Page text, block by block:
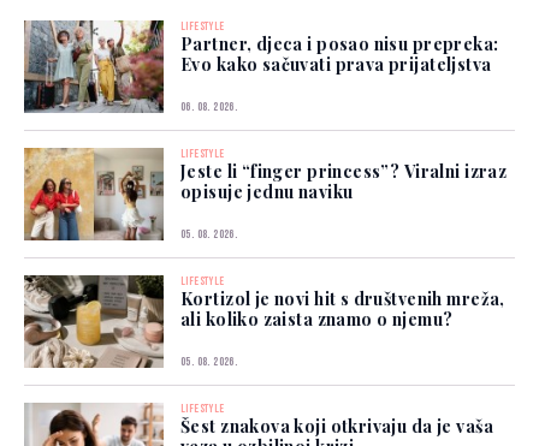
LIFESTYLE
Partner, djeca i posao nisu prepreka:
Evo kako sačuvati prava prijateljstva
06. 08. 2026.
LIFESTYLE
Jeste li “finger princess”? Viralni izraz
opisuje jednu naviku
05. 08. 2026.
LIFESTYLE
Kortizol je novi hit s društvenih mreža,
ali koliko zaista znamo o njemu?
05. 08. 2026.
LIFESTYLE
Šest znakova koji otkrivaju da je vaša